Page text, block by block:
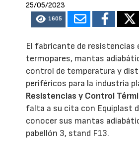
25/05/2023
1605
El fabricante de resistencias
termopares, mantas
control de temperatura y
periféricos para la industria
Resistencias y Control
falta a su cita con Equiplast
conocer sus mantas
pabellón 3, stand F13.